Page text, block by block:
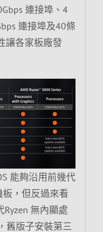
連接埠、4
連接埠及40條
讓各家板廠發
能夠沿用前幾代
板，但反過來看
無內顯處
舊版子安裝第三